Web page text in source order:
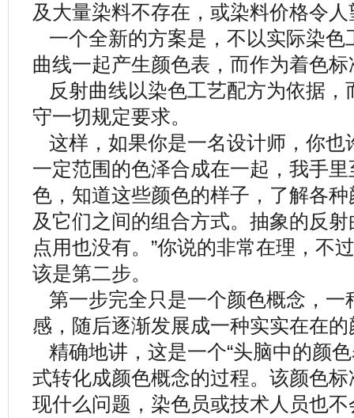
及大量染料不存在，或染料价格令
一个全新的方案是，不以实际染色
曲线一起产生颜色表，而作为着色
反射曲线以染色工艺配方为依据，
守一切规定要求。
这样，如果你是一名设计师，你也
一定范围的色泽合成在一起，我手
色，知道这些颜色的样子，了解各
及它们之间的组合方式。抽象的反
点用也没有。 ”你说的非常在理，不
该是第二步。
第一步完全只是一个颜色概念，一
感，随后逐渐发展成一种实实在在
精确地讲，这是一个“头脑中的颜
式转化成颜色概念的过程。该颜色
现什么问题，染色员或技术人员也